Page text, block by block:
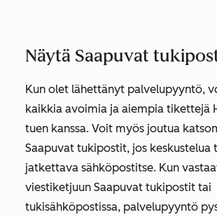
Näytä Saapuvat
Kun olet lähettänyt palvelupyyntö,
kaikkia avoimia ja aiempia tikettejä
tuen kanssa. Voit myös joutua
Saapuvat tukipostit, jos keskustelua
jatkettava sähköpostitse. Kun
viestiketjuun Saapuvat tukipostit tai
tukisähköpostissa, palvelupyyntö